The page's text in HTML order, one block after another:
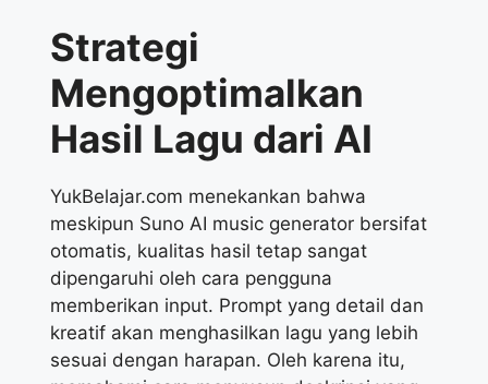
Strategi
Mengoptimalkan
Hasil Lagu dari AI
YukBelajar.com menekankan bahwa
meskipun Suno AI music generator bersifat
otomatis, kualitas hasil tetap sangat
dipengaruhi oleh cara pengguna
memberikan input. Prompt yang detail dan
kreatif akan menghasilkan lagu yang lebih
sesuai dengan harapan. Oleh karena itu,